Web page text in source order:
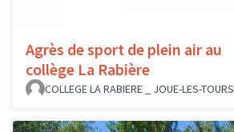
Agrès de sport de plein air au
collège La Rabière
COLLEGE LA RABIERE _ JOUE-LES-TOURS